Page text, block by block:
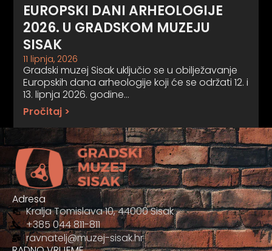
EUROPSKI DANI ARHEOLOGIJE
2026. U GRADSKOM MUZEJU
SISAK
11 lipnja, 2026
Gradski muzej Sisak uključio se u obilježavanje
Europskih dana arheologije koji će se održati 12. i
13. lipnja 2026. godine…
Pročitaj >
Adresa
Kralja Tomislava 10, 44000 Sisak
+385 044 811-811
ravnatelj@muzej-sisak.hr